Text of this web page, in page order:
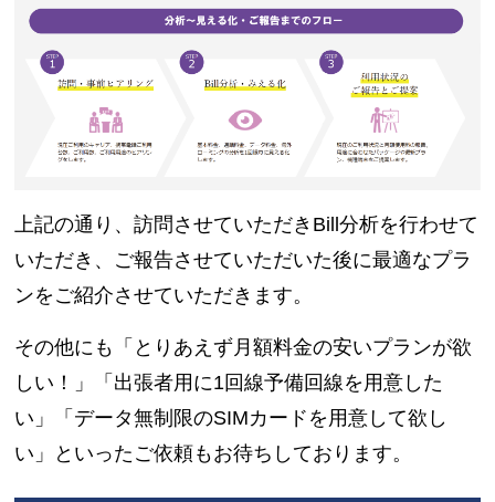
上記の通り、訪問させていただきBill分析を行わせて
いただき、ご報告させていただいた後に最適なプラ
ンをご紹介させていただきます。
その他にも「とりあえず月額料金の安いプランが欲
しい！」「出張者用に1回線予備回線を用意した
い」「データ無制限のSIMカードを用意して欲し
い」といったご依頼もお待ちしております。